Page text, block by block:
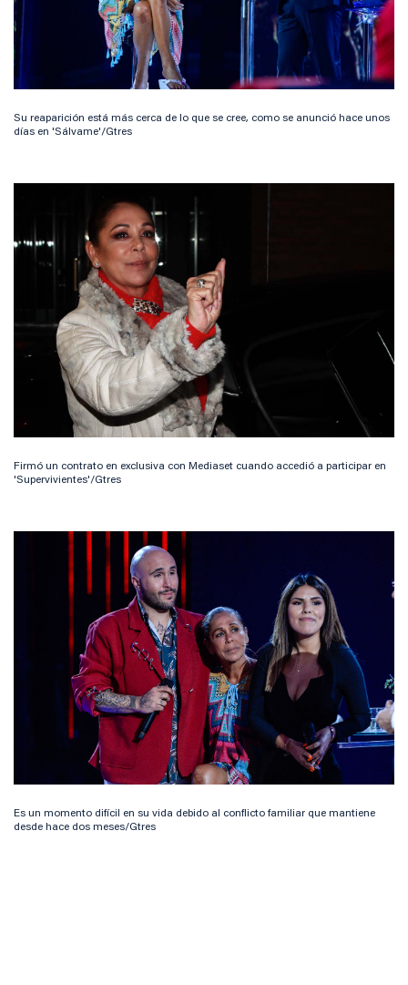
Su reaparición está más cerca de lo que se cree, como se anunció hace unos
días en 'Sálvame'/Gtres
Firmó un contrato en exclusiva con Mediaset cuando accedió a participar en
'Supervivientes'/Gtres
Es un momento difícil en su vida debido al conflicto familiar que mantiene
desde hace dos meses/Gtres